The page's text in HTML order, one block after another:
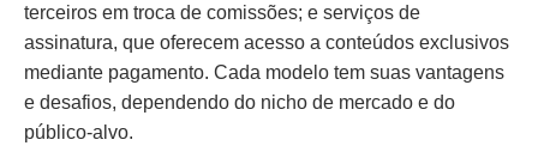
terceiros em troca de comissões; e serviços de
assinatura, que oferecem acesso a conteúdos exclusivos
mediante pagamento. Cada modelo tem suas vantagens
e desafios, dependendo do nicho de mercado e do
público-alvo.